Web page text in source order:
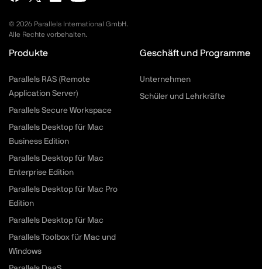
© 2026 Parallels International GmbH.
Alle Rechte vorbehalten.
Produkte
Parallels RAS (Remote
Application Server)
Parallels Secure Workspace
Parallels Desktop für Mac
Business Edition
Parallels Desktop für Mac
Enterprise Edition
Parallels Desktop für Mac Pro
Edition
Parallels Desktop für Mac
Parallels Toolbox für Mac und
Windows
Geschäft und Programme
Unternehmen
Schüler und Lehrkräfte